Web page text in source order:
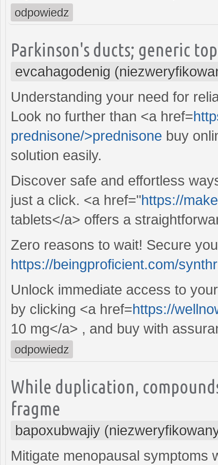
odpowiedz
Parkinson's ducts; generic
evcahagodenig
Understanding your need for
Look no further than <a href=
prednisone/>prednisone buy
solution easily.
Discover safe and effortless
just a click. <a href="https://
tablets</a> offers a
Zero reasons to wait! Secure
https://beingproficient.com/
Unlock immediate access to
by clicking <a href=https://
10 mg</a> , and buy with
odpowiedz
While duplication,
fragme
bapoxubwajiy
Mitigate menopausal symptoms